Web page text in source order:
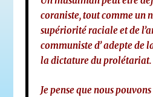
coraniste, tout comme un
supériorité raciale et de
communiste d’ adepte de
la dictature du
Je pense que nous